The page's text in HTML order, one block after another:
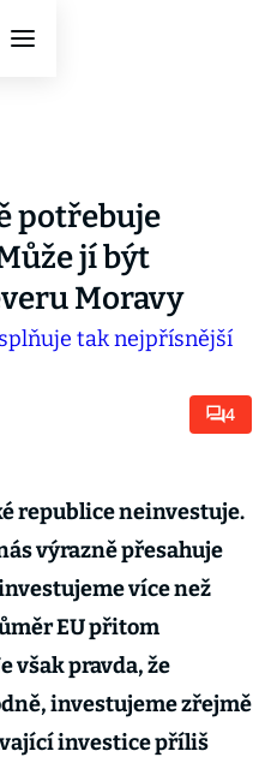
potřebuje
jí být
Moravy
4
republice neinvestuje.
výrazně přesahuje
více než
EU přitom
však pravda, že
investujeme zřejmě
investice příliš